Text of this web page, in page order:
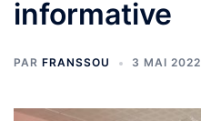
informative
PAR FRANSSOU 3 MAI 2022